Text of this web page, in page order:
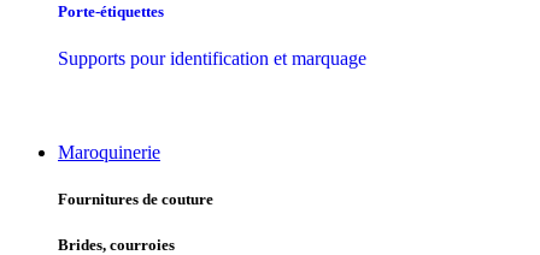
Porte-étiquettes
Supports pour identification et marquage
Maroquinerie
Fournitures de couture
Brides, courroies